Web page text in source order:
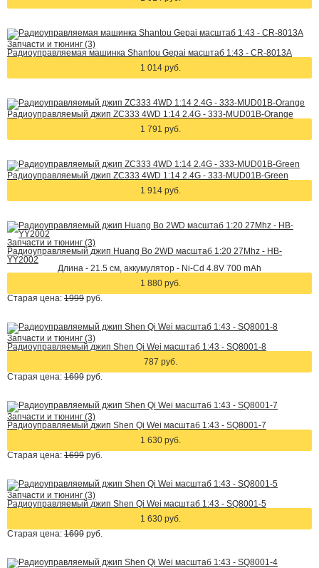
Запчасти и тюнинг (3)
Радиоуправляемая машинка Shantou Gepai масштаб 1:43 - CR-8013A
1 014 руб.
Радиоуправляемый джип ZC333 4WD 1:14 2.4G - 333-MUD01B-Orange
1 791 руб.
Радиоуправляемый джип ZC333 4WD 1:14 2.4G - 333-MUD01B-Green
1 914 руб.
Запчасти и тюнинг (3)
Радиоуправляемый джип Huang Bo 2WD масштаб 1:20 27Mhz - HB-
YY2002
Длина - 21.5 см, аккумулятор - Ni-Cd 4.8V 700 mAh
1 880 руб.
Старая цена: 1999 руб.
Запчасти и тюнинг (3)
Радиоуправляемый джип Shen Qi Wei масштаб 1:43 - SQ8001-8
787 руб.
Старая цена: 1699 руб.
Запчасти и тюнинг (3)
Радиоуправляемый джип Shen Qi Wei масштаб 1:43 - SQ8001-7
1 630 руб.
Старая цена: 1699 руб.
Запчасти и тюнинг (3)
Радиоуправляемый джип Shen Qi Wei масштаб 1:43 - SQ8001-5
1 630 руб.
Старая цена: 1699 руб.